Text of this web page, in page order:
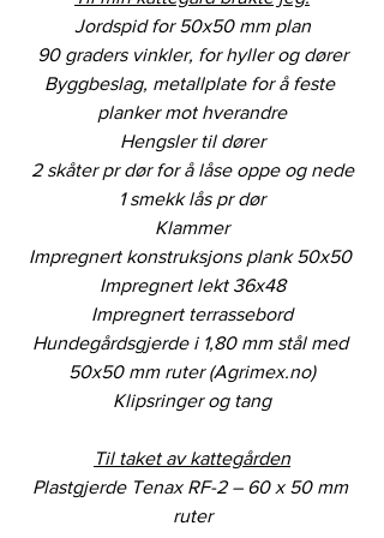
Jordspid for 50x50 mm plan
90 graders vinkler, for hyller og dører
Byggbeslag, metallplate for å feste
planker mot hverandre
Hengsler til dører
2 skåter pr dør for å låse oppe og nede
1 smekk lås pr dør
Klammer
Impregnert konstruksjons plank 50x50
Impregnert lekt 36x48
Impregnert terrassebord
Hundegårdsgjerde i 1,80 mm stål med
50x50 mm ruter (Agrimex.no)
Klipsringer og tang
Til taket av kattegården
Plastgjerde Tenax RF-2 – 60 x 50 mm
ruter